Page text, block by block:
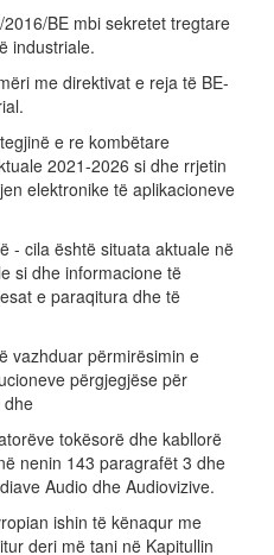
BE mbi sekretet tregtare
industriale.
me direktivat e reja të BE-
e re kombëtare
2021-2026 si dhe rrjetin
elektronike të aplikacioneve
- cila është situata aktuale në
si dhe informacione të
e paraqitura dhe të
vazhduar përmirësimin e
përgjegjëse për
dhe
tokësorë dhe kabllorë
nenin 143 paragrafët 3 dhe
Audio dhe Audiovizive.
ishin të kënaqur me
deri më tani në Kapitullin